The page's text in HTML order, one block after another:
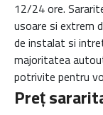
12/24 ore.
usoare si extrem
de instalat si
majoritatea
potrivite pentru
Preț